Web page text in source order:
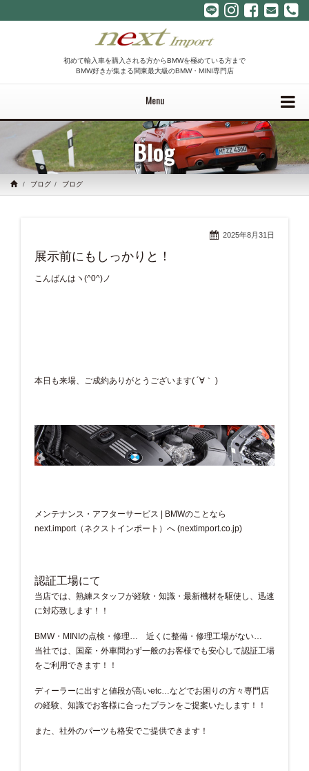
初めて輸入車を購入される方からBMWを極めている方まで
BMW好きが集まる関東最大級のBMW・MINI専門店
Menu
Blog
ブログ ブログ
2025年8月31日
展示前にもしっかりと！
こんばんはヽ(^0^)ノ
本日も来場、ご成約ありがとうございます( ´∀｀ )
メンテナンス・アフターサービス | BMWのことなら
next.import（ネクストインポート）へ (nextimport.co.jp)
認証工場にて
当店では、熟練スタッフが経験・知識・最新機材を駆使し、迅速
に対応致します！！
BMW・MINIの点検・修理… 近くに整備・修理工場がない…
当社では、国産・外車問わず一般のお客様でも安心して認証工場
をご利用できます！！
ディーラーに出すと値段が高いetc…などでお困りの方々専門店
の経験、知識でお客様に合ったプランをご提案いたします！！
また、社外のパーツも格安でご提供できます！